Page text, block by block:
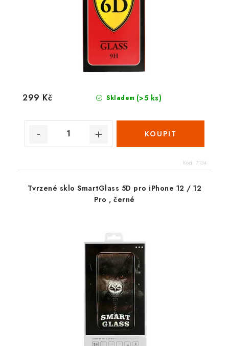
Skladem (>5 ks)
299 Kč
Kód: 7134
Tvrzené sklo SmartGlass 5D pro iPhone 12 / 12
Pro , černé